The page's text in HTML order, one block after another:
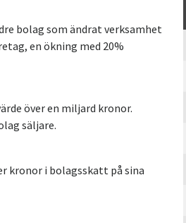
bolag som ändrat verksamhet
en ökning med 20%
över en miljard kronor.
säljare.
kronor i bolagsskatt på sina